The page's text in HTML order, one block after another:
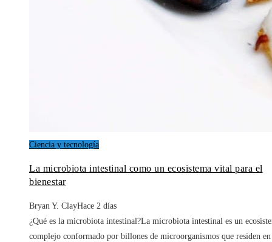
Ciencia y tecnología
La microbiota intestinal como un ecosistema vital para el
bienestar
Bryan Y. ClayHace 2 días
¿Qué es la microbiota intestinal?La microbiota intestinal es un
complejo conformado por billones de microorganismos que residen